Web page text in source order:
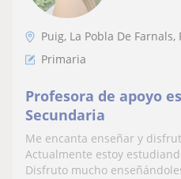
Puig, La Pobla De Farnals,
Primaria
Profesora de apoyo
Secundaria
Me encanta enseñar y
Actualmente estoy
Disfruto mucho